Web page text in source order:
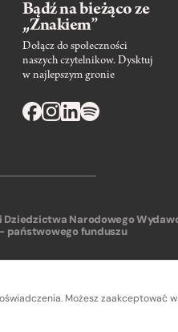
Bądź na bieżąco ze
„Znakiem”
Dołącz do społeczności
naszych czytelnikow. Dysktuj
w najlepszym gronie
Dziedzictwa Narodowego
państwowego funduszu
Możesz zaakceptować